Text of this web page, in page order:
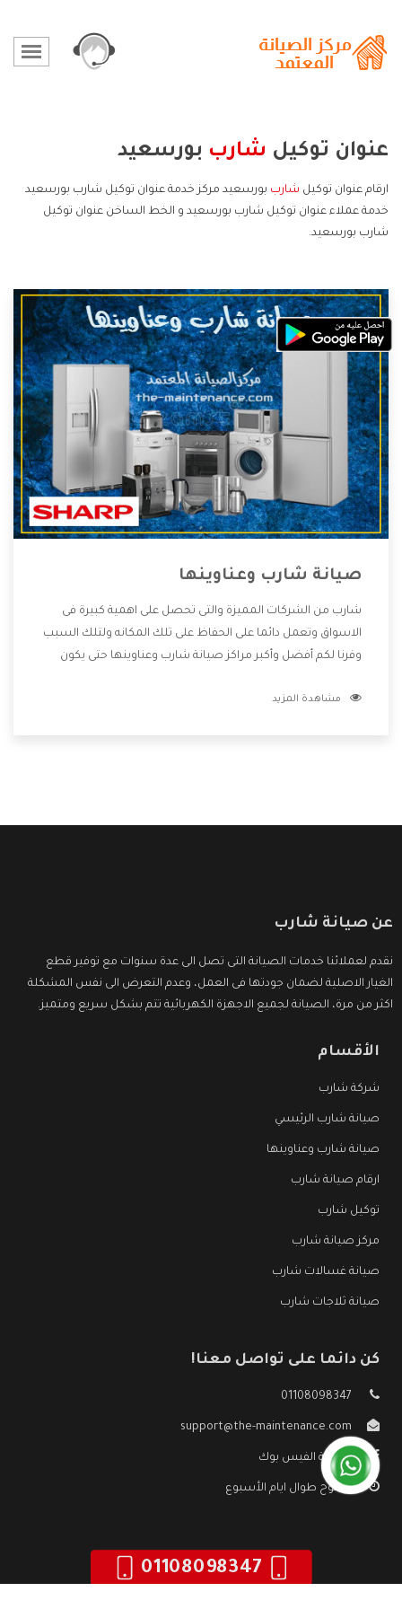
عنوان توكيل شارب بورسعيد
ارقام عنوان توكيل شارب بورسعيد مركز خدمة عنوان توكيل شارب بورسعيد
خدمة عملاء عنوان توكيل شارب بورسعيد و الخط الساخن عنوان توكيل
شارب بورسعيد.
صيانة شارب وعناوينها
شارب من الشركات المميزة والتى تحصل على اهمية كبيرة فى
الاسواق وتعمل دائما على الحفاظ على تلك المكانه ولتلك السبب
وفرنا لكم أفضل وأكبر مراكز صيانة شارب وعناوينها حتى يكون
دون اى ازعاج كما أننا نهتم بكل ما يحتاجه المستهلك لكى نحافظ
مشاهدة المزيد
عن صيانة شارب
نقدم لعملائنا خدمات الصيانة التى تصل الى عدة سنوات مع توفير قطع
الغيار الاصلية لضمان جودتها فى العمل، وعدم التعرض الى نفس المشكلة
اكثر من مرة، الصيانة لجميع الاجهزة الكهربائية تتم بشكل سريع ومتميز.
الأقسام
شركة شارب
صيانة شارب الرئيسي
صيانة شارب وعناوينها
ارقام صيانة شارب
توكيل شارب
مركز صيانة شارب
صيانة غسالات شارب
صيانة ثلاجات شارب
كن دائما على تواصل معنا!
01108098347
support@the-maintenance.com
صفحة الفيس بوك
مفتوح طوال ايام الأسبوع
01108098347